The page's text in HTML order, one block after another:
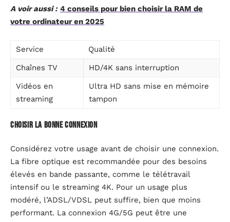
A voir aussi : 4 conseils pour bien choisir la RAM de
votre ordinateur en 2025
Service
Qualité
Chaînes TV
HD/4K sans interruption
Vidéos en
streaming
Ultra HD sans mise en mémoire
tampon
Choisir la bonne connexion
Considérez votre usage avant de choisir une connexion.
La fibre optique est recommandée pour des besoins
élevés en bande passante, comme le télétravail
intensif ou le streaming 4K. Pour un usage plus
modéré, l’ADSL/VDSL peut suffire, bien que moins
performant. La connexion 4G/5G peut être une